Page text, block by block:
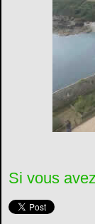
Si vous